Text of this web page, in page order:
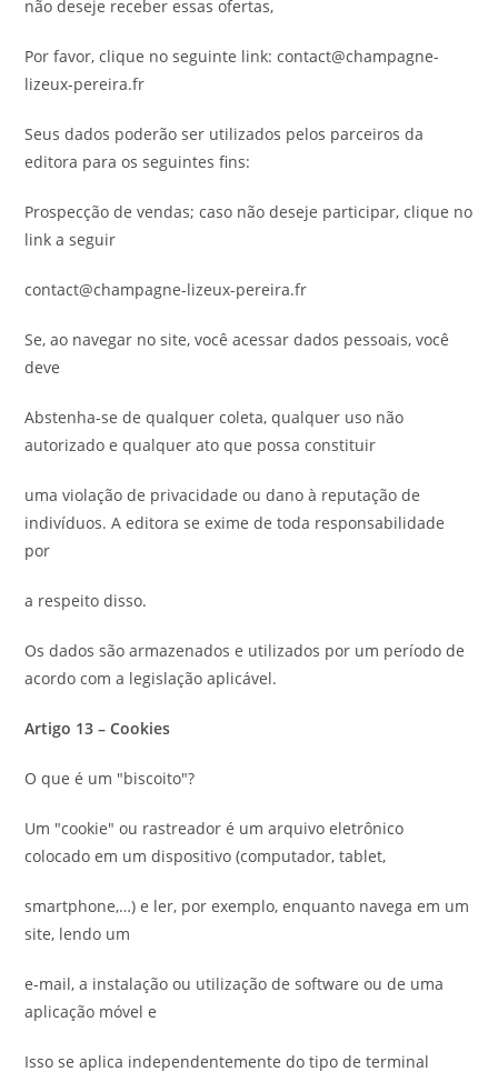
não deseje receber essas ofertas,
Por favor, clique no seguinte link: contact@champagne-
lizeux-pereira.fr
Seus dados poderão ser utilizados pelos parceiros da
editora para os seguintes fins:
Prospecção de vendas; caso não deseje participar, clique no
link a seguir
contact@champagne-lizeux-pereira.fr
Se, ao navegar no site, você acessar dados pessoais, você
deve
Abstenha-se de qualquer coleta, qualquer uso não
autorizado e qualquer ato que possa constituir
uma violação de privacidade ou dano à reputação de
indivíduos. A editora se exime de toda responsabilidade
por
a respeito disso.
Os dados são armazenados e utilizados por um período de
acordo com a legislação aplicável.
Artigo 13 – Cookies
O que é um "biscoito"?
Um "cookie" ou rastreador é um arquivo eletrônico
colocado em um dispositivo (computador, tablet,
smartphone,…) e ler, por exemplo, enquanto navega em um
site, lendo um
e-mail, a instalação ou utilização de software ou de uma
aplicação móvel e
Isso se aplica independentemente do tipo de terminal